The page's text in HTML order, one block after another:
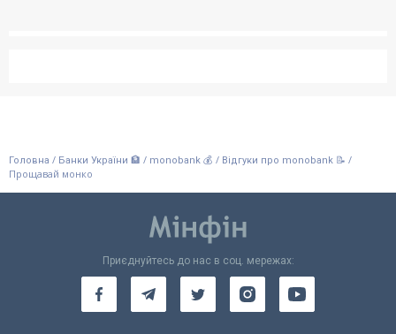
Головна / Банки України 🏦 / monobank 💰 / Відгуки про monobank 📝 /
Прощавай монко
Приєднуйтесь до нас в соц. мережах: